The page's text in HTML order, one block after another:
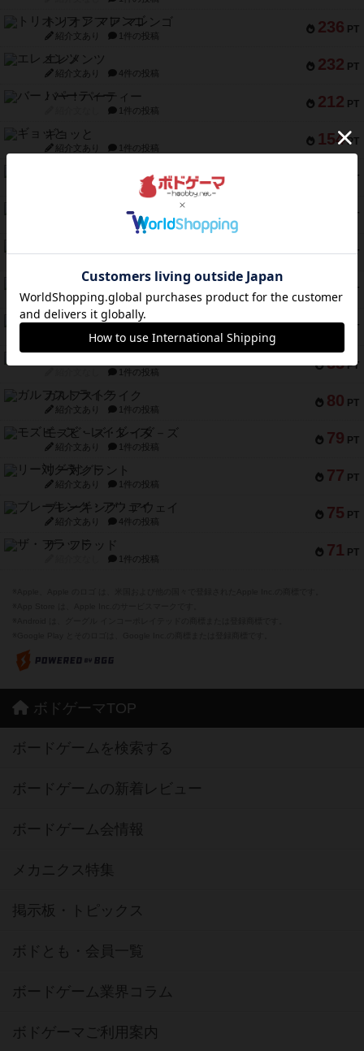
236 PT
トリオンフ ア マレンゴ
紹介文あり 1件の投稿
232 PT
エレメンツ
紹介文あり 4件の投稿
212 PT
バー！パーティー
1件の投稿
154 PT
ギョッと
紹介文あり 1件の投稿
PT
1件の投稿
PT
1件の投稿
122 PT
PT
ジャンヌ・ダルク-オルレアン ドロー＆ライト
紹介文なし 5件の投稿
94 PT
ファースト・イン・フライト
紹介文あり 3件の投稿
88 PT
1件の投稿
80 PT
ガルフストライク
紹介文あり 1件の投稿
79 PT
モズビ－ズ・レイダ－ズ
紹介文あり 1件の投稿
77 PT
リー対グラント
紹介文あり 1件の投稿
75 PT
ブレーキング・アウェイ
紹介文あり 4件の投稿
71 PT
ザ・フラッド
1件の投稿
ボドゲーマTOP
ボードゲームを検索する
ボードゲームの新着レビュー
ボードゲーム会情報
メカニクス特集
掲示板・トピックス
ボドとも・会員一覧
ボードゲーム業界コラム
ボドゲーマご利用案内